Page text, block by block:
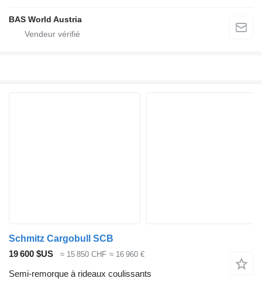
BAS World Austria
Schmitz Cargobull SCB
19 600 $US
≈ 15 850 CHF ≈ 16 960 €
Semi-remorque à rideaux coulissants